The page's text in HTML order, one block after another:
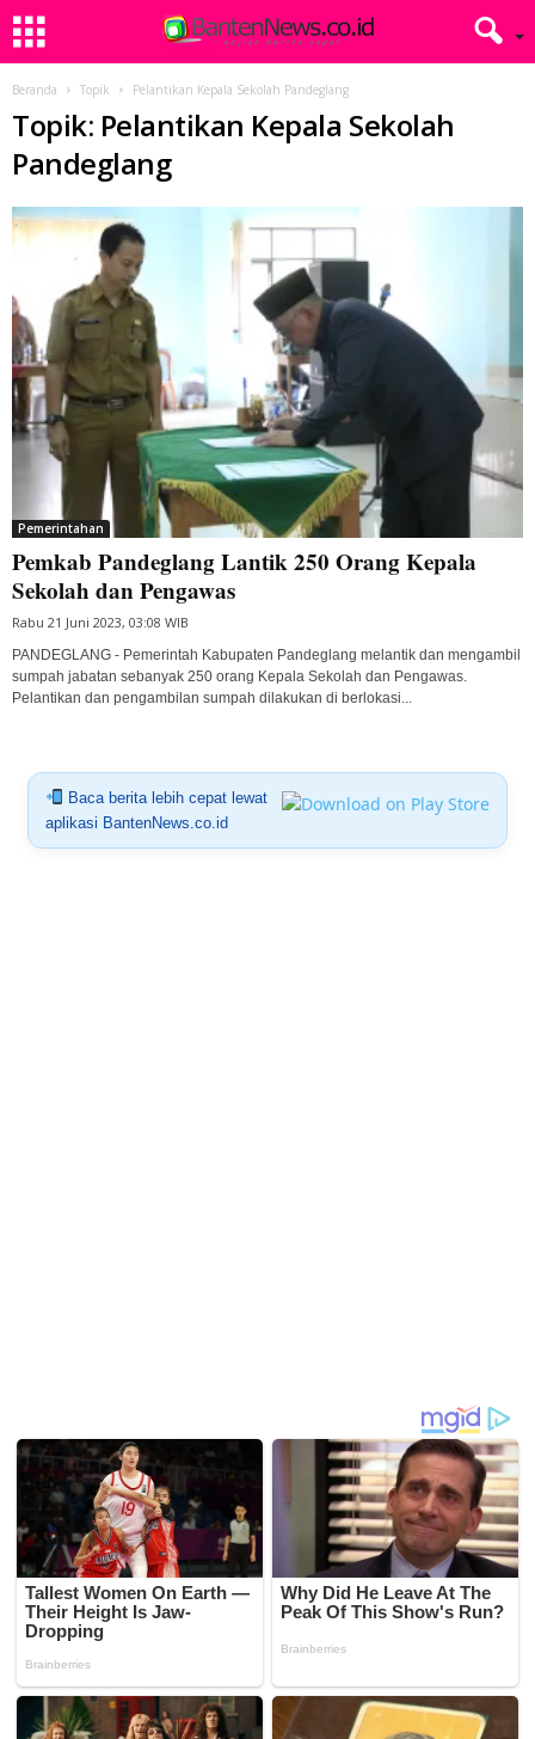
Beranda Topik Pelantikan Kepala Sekolah Pandeglang
Topik: Pelantikan Kepala Sekolah
Pandeglang
Pemerintahan
Pemkab Pandeglang Lantik 250 Orang Kepala
Sekolah dan Pengawas
Rabu 21 Juni 2023, 03:08 WIB
PANDEGLANG - Pemerintah Kabupaten Pandeglang melantik dan mengambil
sumpah jabatan sebanyak 250 orang Kepala Sekolah dan Pengawas.
Pelantikan dan pengambilan sumpah dilakukan di berlokasi...
Baca berita lebih cepat lewat
aplikasi BantenNews.co.id